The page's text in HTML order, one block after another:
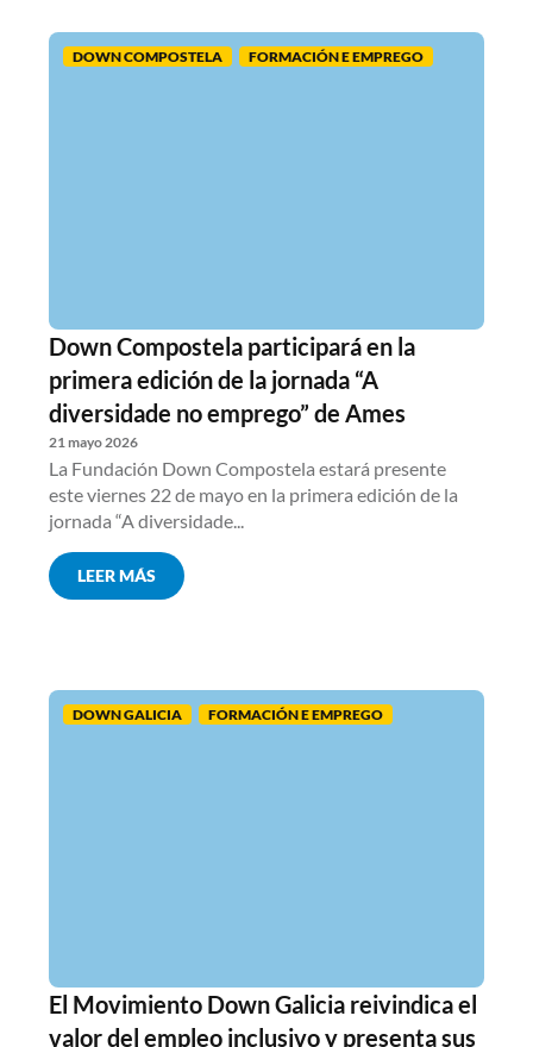
DOWN COMPOSTELA FORMACIÓN E EMPREGO
Down Compostela participará en la
primera edición de la jornada “A
diversidade no emprego” de Ames
21 mayo 2026
La Fundación Down Compostela estará presente
este viernes 22 de mayo en la primera edición de la
jornada “A diversidade...
LEER MÁS
DOWN GALICIA FORMACIÓN E EMPREGO
El Movimiento Down Galicia reivindica el
valor del empleo inclusivo y presenta sus